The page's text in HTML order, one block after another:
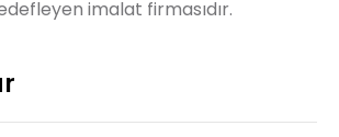
imalat firmasıdır.